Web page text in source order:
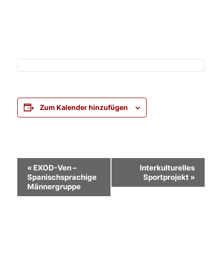
Zum Kalender hinzufügen
Veranstaltung-
Navigation
« EXOD-Ven –
Spanischsprachige
Männergruppe
Interkulturelles
Sportprojekt »